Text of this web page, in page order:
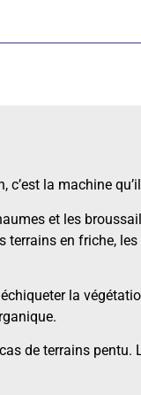
la machine
et les
en friche,
la
de terrains pentu.